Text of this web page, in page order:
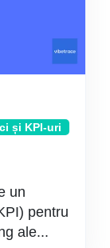
și KPI-uri
un
pentru
ale...